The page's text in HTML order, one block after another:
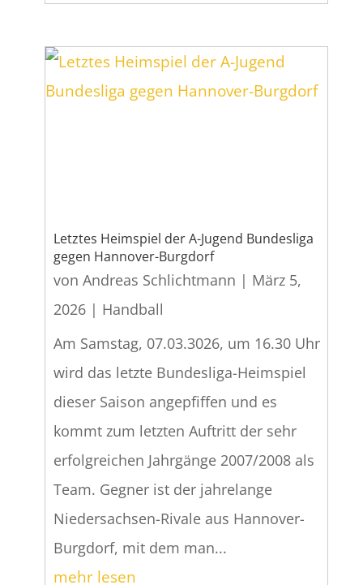
Letztes Heimspiel der A-Jugend Bundesliga
gegen Hannover-Burgdorf
von Andreas Schlichtmann | März 5,
2026| Handball
Am Samstag, 07.03.3026, um 16.30 Uhr
wird das letzte Bundesliga-Heimspiel
dieser Saison angepfiffen und es
kommt zum letzten Auftritt der sehr
erfolgreichen Jahrgänge 2007/2008 als
Team. Gegner ist der jahrelange
Niedersachsen-Rivale aus Hannover-
Burgdorf, mit dem man...
mehr lesen